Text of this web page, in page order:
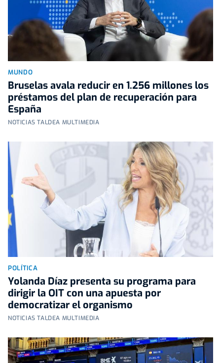
MUNDO
Bruselas avala reducir en 1.256 millones los
préstamos del plan de recuperación para
España
NOTICIAS TALDEA MULTIMEDIA
POLÍTICA
Yolanda Díaz presenta su programa para
dirigir la OIT con una apuesta por
democratizar el organismo
NOTICIAS TALDEA MULTIMEDIA